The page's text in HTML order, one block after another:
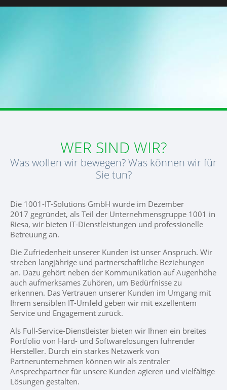
WER SIND WIR?
Was wollen wir bewegen? Was können wir für
Sie tun?
Die 1001-IT-Solutions GmbH wurde im Dezember
2017 gegründet, als Teil der Unternehmensgruppe 1001 in
Riesa, wir bieten IT-Dienstleistungen und professionelle
Betreuung an.
Die Zufriedenheit unserer Kunden ist unser Anspruch. Wir
streben langjährige und partnerschaftliche Beziehungen
an. Dazu gehört neben der Kommunikation auf Augenhöhe
auch aufmerksames Zuhören, um Bedürfnisse zu
erkennen. Das Vertrauen unserer Kunden im Umgang mit
Ihrem sensiblen IT-Umfeld geben wir mit exzellentem
Service und Engagement zurück.
Als Full-Service-Dienstleister bieten wir Ihnen ein breites
Portfolio von Hard- und Softwarelösungen führender
Hersteller. Durch ein starkes Netzwerk von
Partnerunternehmen können wir als zentraler
Ansprechpartner für unsere Kunden agieren und vielfältige
Lösungen gestalten.